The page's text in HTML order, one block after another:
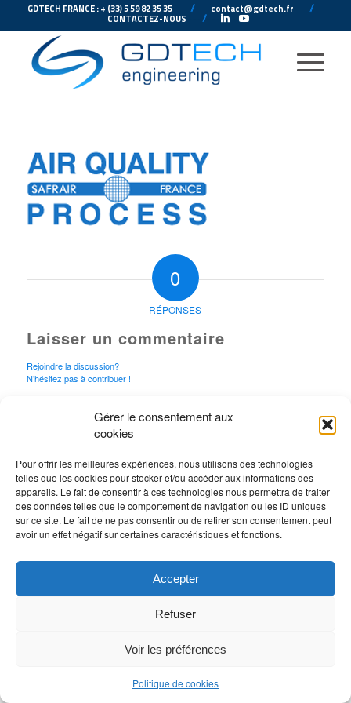
Gérer le consentement aux
cookies
Pour offrir les meilleures expériences, nous utilisons des technologies
telles que les cookies pour stocker et/ou accéder aux informations des
appareils. Le fait de consentir à ces technologies nous permettra de traiter
des données telles que le comportement de navigation ou les ID uniques
sur ce site. Le fait de ne pas consentir ou de retirer son consentement peut
avoir un effet négatif sur certaines caractéristiques et fonctions.
Accepter
Refuser
Voir les préférences
Politique de cookies
GDTECH FRANCE : + (33) 5 59 82 35 35 //--- contact@gdtech.fr //--
CONTACTEZ-NOUS ---// ---
0
RÉPONSES
Laisser un commentaire
Rejoindre la discussion?
N’hésitez pas à contribuer !
vous connecterpour publier un
commentaire.